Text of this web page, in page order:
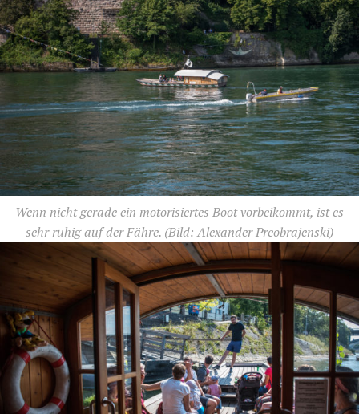
Wenn nicht gerade ein motorisiertes Boot vorbeikommt, ist es
sehr ruhig auf der Fähre. (Bild: Alexander Preobrajenski)